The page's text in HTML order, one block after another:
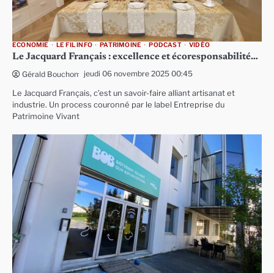
ECONOMIE LE FIL INFO PATRIMOINE PODCAST VIDÉO
Le Jacquard Français : excellence et écoresponsabilité…
Gérald Bouchon jeudi 06 novembre 2025 00:45
Le Jacquard Français, c’est un savoir-faire alliant artisanat et
industrie. Un process couronné par le label Entreprise du
Patrimoine Vivant